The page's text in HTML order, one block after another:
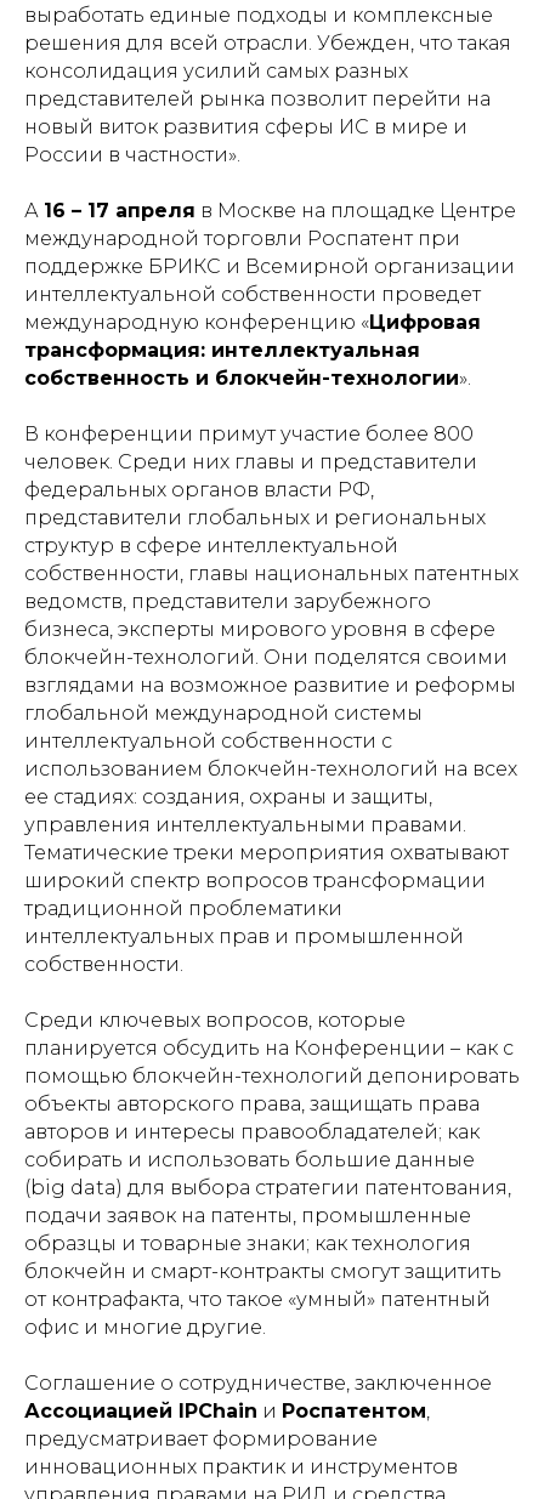
выработать единые подходы и комплексные
решения для всей отрасли. Убежден, что такая
консолидация усилий самых разных
представителей рынка позволит перейти на
новый виток развития сферы ИС в мире и
России в частности».
А 16 – 17 апреля в Москве на площадке Центре
международной торговли Роспатент при
поддержке БРИКС и Всемирной организации
интеллектуальной собственности проведет
международную конференцию «Цифровая
трансформация: интеллектуальная
собственность и блокчейн-технологии».
В конференции примут участие более 800
человек. Среди них главы и представители
федеральных органов власти РФ,
представители глобальных и региональных
структур в сфере интеллектуальной
собственности, главы национальных патентных
ведомств, представители зарубежного
бизнеса, эксперты мирового уровня в сфере
блокчейн-технологий. Они поделятся своими
взглядами на возможное развитие и реформы
глобальной международной системы
интеллектуальной собственности с
использованием блокчейн-технологий на всех
ее стадиях: создания, охраны и защиты,
управления интеллектуальными правами.
Тематические треки мероприятия охватывают
широкий спектр вопросов трансформации
традиционной проблематики
интеллектуальных прав и промышленной
собственности.
Среди ключевых вопросов, которые
планируется обсудить на Конференции – как с
помощью блокчейн-технологий депонировать
объекты авторского права, защищать права
авторов и интересы правообладателей; как
собирать и использовать большие данные
(big data) для выбора стратегии патентования,
подачи заявок на патенты, промышленные
образцы и товарные знаки; как технология
блокчейн и смарт-контракты смогут защитить
от контрафакта, что такое «умный» патентный
офис и многие другие.
Соглашение о сотрудничестве, заключенное
Ассоциацией IPChain и Роспатентом,
предусматривает формирование
инновационных практик и инструментов